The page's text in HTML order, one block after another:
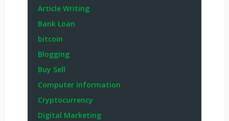
Article Writing
Bank Loan
bitcoin
Blogging
Buy Sell
Computer Information
Cryptocurrency
Digital Marketing